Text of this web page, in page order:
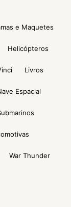
e Maquetes
Helicópteros
Livros
Espacial
War Thunder